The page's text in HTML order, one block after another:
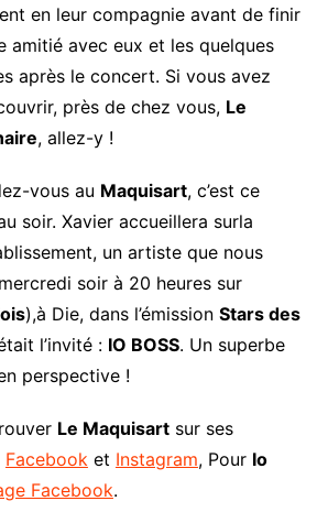
en leur compagnie avant de finir
amitié avec eux et les quelques
après le concert. Si vous avez
près de chez vous, Le
, allez-y !
vous au Maquisart, c’est ce
soir. Xavier accueillera surla
un artiste que nous
soir à 20 heures sur
),à Die, dans l’émission Stars des
l’invité : IO BOSS. Un superbe
perspective !
Le Maquisartsur ses
Facebook et Instagram, Pour Io
Facebook.